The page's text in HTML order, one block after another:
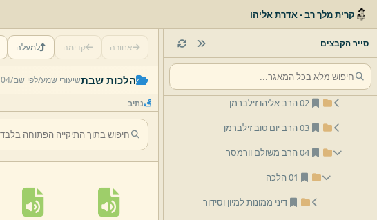
קרית מלך רב - אדרת אליהו
סייר הקבצים
לפי נושא
01 הרב יצחק שלמה זילברמן
02 הרב אליהו זילברמן
03 הרב יום טוב זילברמן
04 הרב משולם וורמסר
01 הלכה
דיני ממונות למיון וסידור
אחורה קדימה למעלה
הלכות שבתשיעורי שמע/לפי שם/04 הרב משולם וורמסר/
נתיב